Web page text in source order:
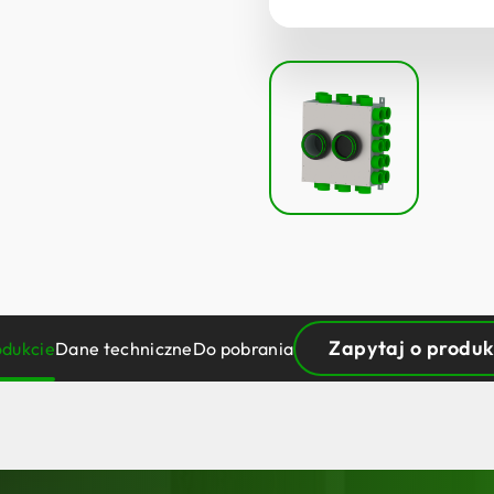
Dane techniczneDo pobrania Zapytaj o